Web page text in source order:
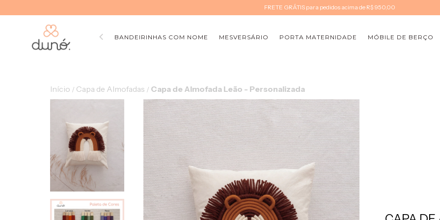
FRETE GRÁTIS para pedidos acima de R$ 950,00
BANDEIRINHAS COM NOME MESVERSÁRIO PORTA MATERNIDADE MÓBILE DE BERÇO
Início / Capa de Almofadas / Capa de Almofada Leão - Personalizada